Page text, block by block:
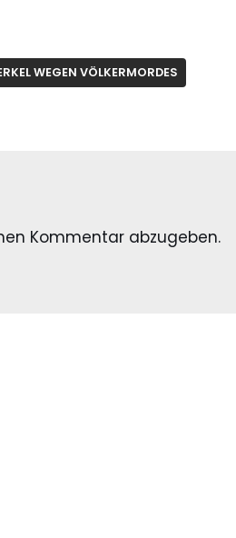
WEGEN VÖLKERMORDES
Kommentar abzugeben.